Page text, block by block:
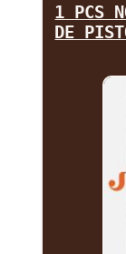
1 PCS
DE